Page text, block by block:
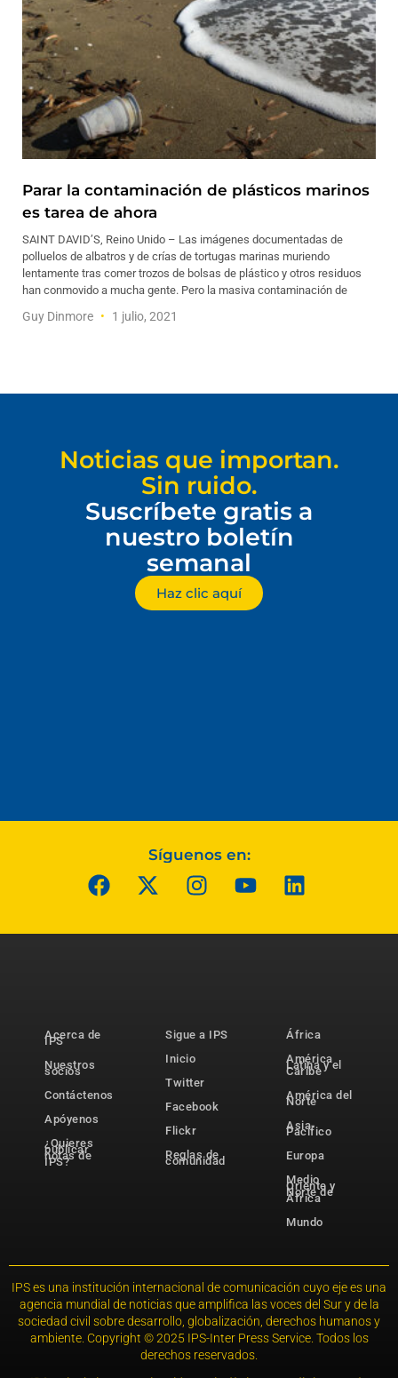
Parar la contaminación de plásticos marinos
es tarea de ahora
SAINT DAVID’S, Reino Unido – Las imágenes documentadas de
polluelos de albatros y de crías de tortugas marinas muriendo
lentamente tras comer trozos de bolsas de plástico y otros residuos
han conmovido a mucha gente. Pero la masiva contaminación de
Guy Dinmore 1 julio, 2021
Noticias que importan.
Sin ruido.
Suscríbete gratis a
nuestro boletín
semanal
Haz clic aquí
Síguenos en:
Acerca de
IPS
Nuestros
socios
Contáctenos
Apóyenos
¿Quieres
publicar
notas de
IPS?
Sigue a IPS
Inicio
Twitter
Facebook
Flickr
Reglas de
comunidad
África
América
Latina y el
Caribe
América del
Norte
Asia-
Pacífico
Europa
Medio
Oriente y
Norte de
África
Mundo
IPS es una institución internacional de comunicación cuyo eje es una
agencia mundial de noticias que amplifica las voces del Sur y de la
sociedad civil sobre desarrollo, globalización, derechos humanos y
ambiente. Copyright © 2025 IPS-Inter Press Service. Todos los
derechos reservados.